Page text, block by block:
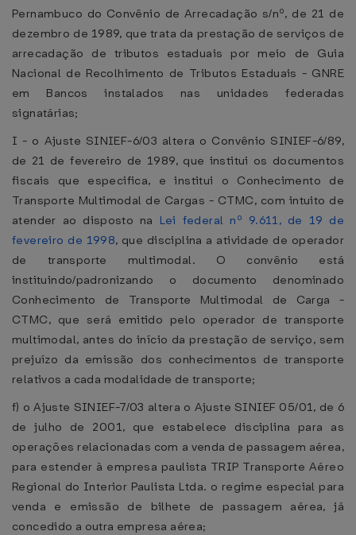
Pernambuco do Convênio de Arrecadação s/nº, de 21 de
dezembro de 1989, que trata da prestação de serviços de
arrecadação de tributos estaduais por meio de Guia
Nacional de Recolhimento de Tributos Estaduais - GNRE
em Bancos instalados nas unidades federadas
signatárias;
I - o Ajuste SINIEF-6/03 altera o Convênio SINIEF-6/89,
de 21 de fevereiro de 1989, que institui os documentos
fiscais que especifica, e institui o Conhecimento de
Transporte Multimodal de Cargas - CTMC, com intuito de
atender ao disposto na Lei federal nº 9.611, de 19 de
fevereiro de 1998, que disciplina a atividade de operador
de transporte multimodal. O convênio está
instituindo/padronizando o documento denominado
Conhecimento de Transporte Multimodal de Carga -
CTMC, que será emitido pelo operador de transporte
multimodal, antes do início da prestação de serviço, sem
prejuízo da emissão dos conhecimentos de transporte
relativos a cada modalidade de transporte;
f) o Ajuste SINIEF-7/03 altera o Ajuste SINIEF 05/01, de 6
de julho de 2001, que estabelece disciplina para as
operações relacionadas com a venda de passagem aérea,
para estender à empresa paulista TRIP Transporte Aéreo
Regional do Interior Paulista Ltda. o regime especial para
venda e emissão de bilhete de passagem aérea, já
concedido a outra empresa aérea;